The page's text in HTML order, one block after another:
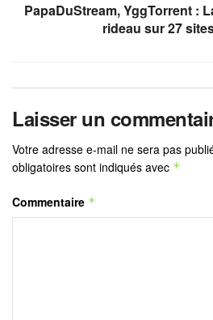
PapaDuStream, YggTorrent :
rideau sur 27
Laisser un
Votre adresse e-mail ne sera pas
obligatoires sont indiqués avec *
Commentaire *